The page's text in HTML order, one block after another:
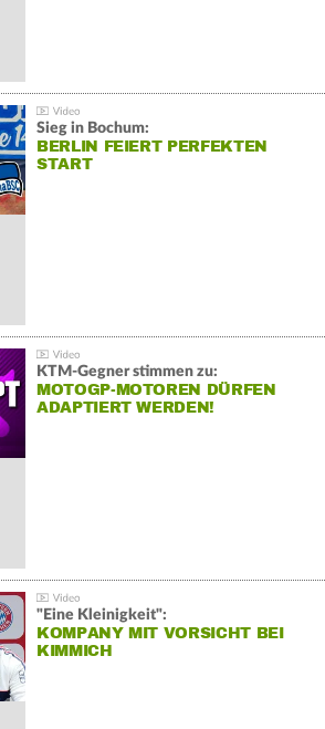
Sieg in Bochum:
BERLIN FEIERT PERFEKTEN
START
KTM-Gegner stimmen zu:
MOTOGP-MOTOREN DÜRFEN
ADAPTIERT WERDEN!
"Eine Kleinigkeit":
KOMPANY MIT VORSICHT BEI
KIMMICH